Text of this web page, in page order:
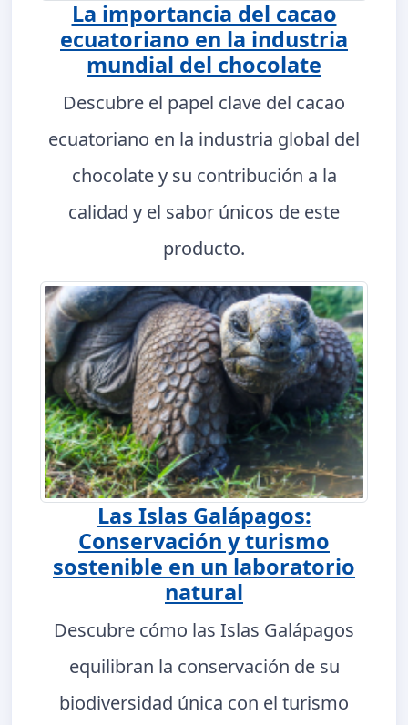
La importancia del cacao
ecuatoriano en la industria
mundial del chocolate
Descubre el papel clave del cacao
ecuatoriano en la industria global del
chocolate y su contribución a la
calidad y el sabor únicos de este
producto.
Las Islas Galápagos:
Conservación y turismo
sostenible en un laboratorio
natural
Descubre cómo las Islas Galápagos
equilibran la conservación de su
biodiversidad única con el turismo